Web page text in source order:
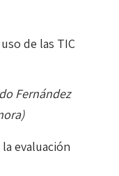
de las TIC
Fernández
evaluación